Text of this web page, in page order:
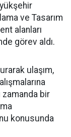
ve Tasarım
alanları
görev aldı.
ulaşım,
zamanda bir
konusunda